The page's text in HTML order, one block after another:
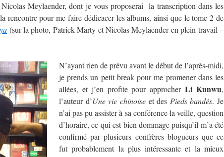
Meylaender, dont je vous proposerai la transcription dans les
rencontre pour me faire dédicacer les albums, ainsi que le tome 2 de
(sur la photo, Patrick Marty et Nicolas Meylaender en plein travail –
N’ayant rien de prévu avant le début de l’après-midi,
je prends un petit break pour me promener dans les
allées, et j’en profite pour approcherLi Kunwu,
l’auteur d’Une vie chinoiseet des Pieds bandés. Je
n’ai pas pu assister à sa conférence la veille, question
d’horaire, ce qui est bien dommage puisqu’il m’a été
confirmé par plusieurs confrères blogueurs que ce
fut probablement la plus intéressante et la mieux